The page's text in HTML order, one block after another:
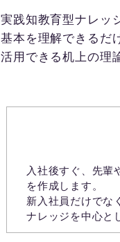
実践知教育型ナレッ
基本を理解できるだ
活用できる机上の理
入社後すぐ、先輩
を作成します。
新入社員だけでな
ナレッジを中心と